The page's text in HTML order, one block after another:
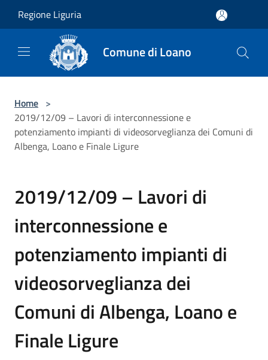
Regione Liguria
Comune di Loano
Home >
2019/12/09 – Lavori di interconnessione e
potenziamento impianti di videosorveglianza dei Comuni di
Albenga, Loano e Finale Ligure
2019/12/09 – Lavori di
interconnessione e
potenziamento impianti di
videosorveglianza dei
Comuni di Albenga, Loano e
Finale Ligure